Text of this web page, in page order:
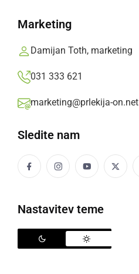
Marketing
Damijan Toth, marketing
031 333 621
marketing@prlekija-on.net
Sledite nam
Nastavitev teme
Kultura
Politika
Narava